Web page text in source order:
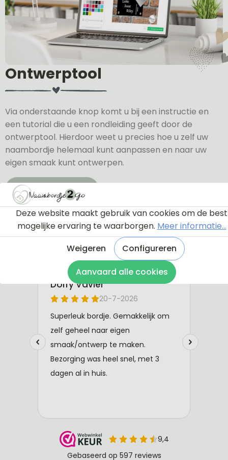
Ontwerptool
Via onderstaande knop komt u bij een instructie en
een tutorial die u een rondleiding geeft door de
ontwerptool. Hierdoor weet u precies hoe u zelf uw
naambordje helemaal kunt aanpassen en naar uw
eigen smaak kunt ontwerpen.
Bekijk de instructie
Deze website maakt gebruik van cookies om de best
mogelijke ervaring te waarborgen. Meer informatie...
Weigeren
Configureren
Aanvaard alle cookies